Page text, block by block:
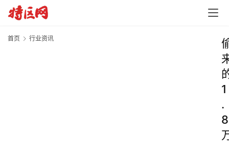
首页 行业资讯
1
.
8